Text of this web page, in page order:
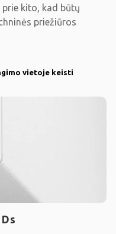
kito, kad būtų
priežiūros
vietoje keisti